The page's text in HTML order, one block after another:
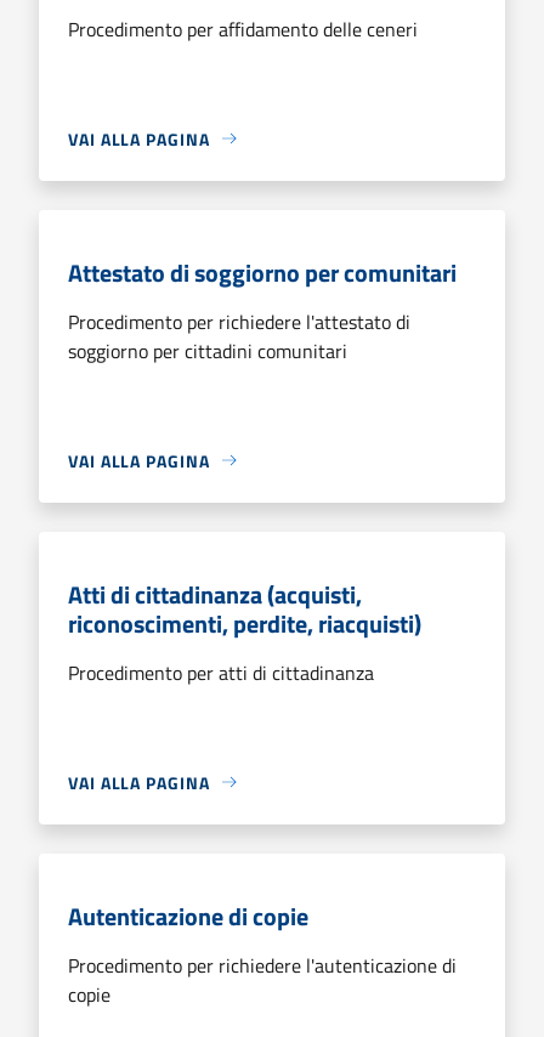
Procedimento per affidamento delle ceneri
VAI ALLA PAGINA
Attestato di soggiorno per comunitari
Procedimento per richiedere l'attestato di
soggiorno per cittadini comunitari
VAI ALLA PAGINA
Atti di cittadinanza (acquisti,
riconoscimenti, perdite, riacquisti)
Procedimento per atti di cittadinanza
VAI ALLA PAGINA
Autenticazione di copie
Procedimento per richiedere l'autenticazione di
copie